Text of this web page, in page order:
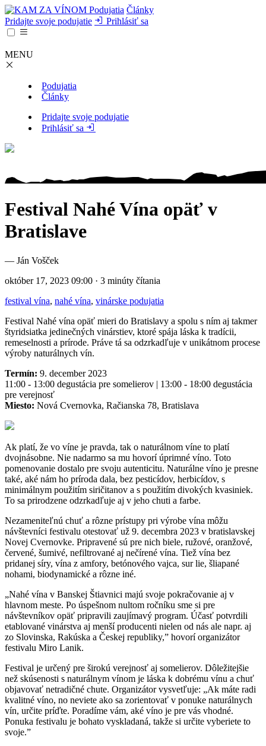
Podujatia Články
Pridajte svoje podujatie
Prihlásiť sa
MENU
Podujatia
Články
Pridajte svoje podujatie
Prihlásiť sa
Festival Nahé Vína opäť v
Bratislave
— Ján Vošček
október 17, 2023 09:00 · 3 minúty čítania
festival vína, nahé vína, vinárske podujatia
Festival Nahé vína opäť mieri do Bratislavy a spolu s ním aj takmer
štyridsiatka jedinečných vinárstiev, ktoré spája láska k tradícii,
remeselnosti a prírode. Práve tá sa odzrkadľuje v unikátnom procese
výroby naturálnych vín.
Termín: 9. december 2023
11:00 - 13:00 degustácia pre somelierov | 13:00 - 18:00 degustácia
pre verejnosť
Miesto: Nová Cvernovka, Račianska 78, Bratislava
Ak platí, že vo víne je pravda, tak o naturálnom víne to platí
dvojnásobne. Nie nadarmo sa mu hovorí úprimné víno. Toto
pomenovanie dostalo pre svoju autenticitu. Naturálne víno je presne
také, aké nám ho príroda dala, bez pesticídov, herbicídov, s
minimálnym použitím siričitanov a s použitím divokých kvasiniek.
To sa prirodzene odzrkadľuje aj v jeho chuti a farbe.
Nezameniteľnú chuť a rôzne prístupy pri výrobe vína môžu
návštevníci festivalu otestovať už 9. decembra 2023 v bratislavskej
Novej Cvernovke. Pripravené sú pre nich biele, ružové, oranžové,
červené, šumivé, nefiltrované aj nečírené vína. Tiež vína bez
pridanej síry, vína z amfory, betónového vajca, sur lie, šliapané
nohami, biodynamické a rôzne iné.
„Nahé vína v Banskej Štiavnici majú svoje pokračovanie aj v
hlavnom meste. Po úspešnom nultom ročníku sme si pre
návštevníkov opäť pripravili zaujímavý program. Účasť potvrdili
etablované vinárstva aj menší producenti nielen od nás ale napr. aj
zo Slovinska, Rakúska a Českej republiky,” hovorí organizátor
festivalu Miro Lanik.
Festival je určený pre širokú verejnosť aj somelierov. Dôležitejšie
než skúsenosti s naturálnym vínom je láska k dobrému vínu a chuť
objavovať netradičné chute. Organizátor vysvetľuje: „Ak máte radi
kvalitné víno, no neviete ako sa zorientovať v ponuke naturálnych
vín, určite príďte. Poradíme vám, aké víno je pre vás vhodné.
Ponuka festivalu je bohato vyskladaná, takže si určite vyberiete to
svoje.”